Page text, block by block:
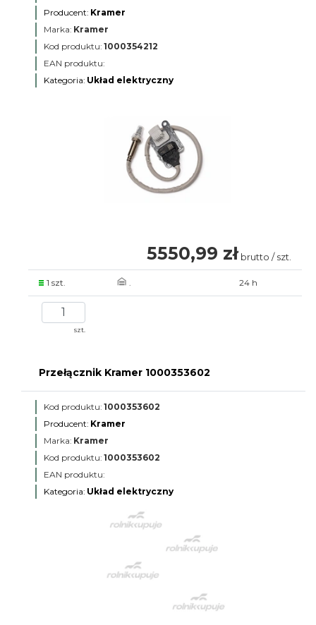
Producent: Kramer
Marka: Kramer
Kod produktu: 1000354212
EAN produktu:
Kategoria: Układ elektryczny
5550,99 zł brutto / szt.
1 szt. . 24 h
szt.
Przełącznik Kramer 1000353602
Kod produktu: 1000353602
Producent: Kramer
Marka: Kramer
Kod produktu: 1000353602
EAN produktu:
Kategoria: Układ elektryczny